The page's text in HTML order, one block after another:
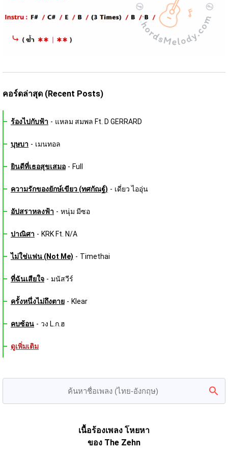
คอร์ดล่าสุด (Recent Posts)
ร้องไปกับฟ้า - แหลม สมพล Ft. D GERRARD
บุษบา - เมนทอล
ยินดีที่เธอสุขเสมอ - Full
ความรักของยักษ์เขียว (ทศกัณฐ์) - เดี่ยว ไออุ่น
อัปสราหลงฟ้า - หนุ่ม มีซอ
ปาณิศา - KRK Ft. N/A
ไม่ใช่แฟน (Not Me) - Timethai
ที่ฉันเสียใจ - มนัสวีร์
ครั้งหนึ่งไม่ถึงตาย - Klear
คบซ้อน - วง L.ก.ฮ
ดูเพิ่มเติม
เนื้อร้องเพลง โหยหา
ของ The Zehn